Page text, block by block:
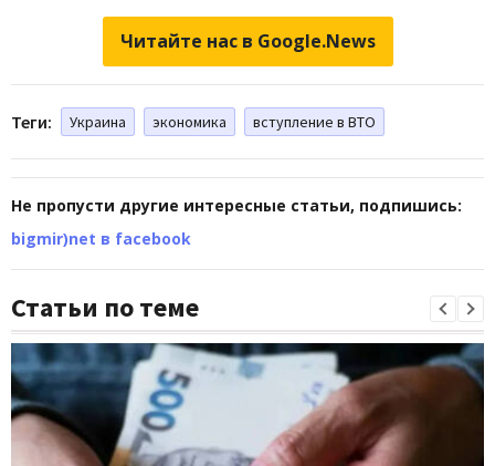
Читайте нас в Google.News
Теги: Украина экономика вступление в ВТО
Не пропусти другие интересные статьи, подпишись:
bigmir)net в facebook
Статьи по теме